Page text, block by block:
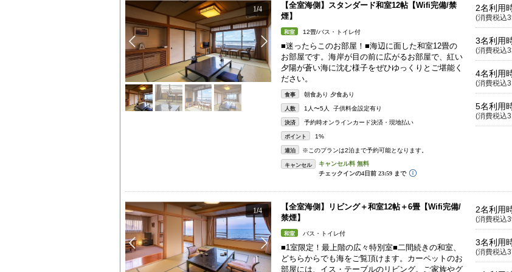
1/4
【全室海側】スタンダード和室12帖【Wifi完備/禁
煙】
和室 12畳/バス・トイレ付
■迷ったらこのお部屋！■海辺に面した和室12畳の
お部屋です。海岸が目の前に広がるお部屋で、紅い
夕陽が蒼い海に沈む様子をぜひゆっくりとご堪能く
ださい。
食事 朝食あり 夕食あり
人数 1人〜5人 子供料金設定有り
決済 予約時オンラインカード決済・現地払い
ポイント 1%
連泊 ※このプランは2泊まで予約可能となります。
キャンセル
2名利用
(消費税込
3名利用
(消費税込
4名利用
(消費税込
5名利用
(消費税込
1/4
【全室海側】リビング＋和室12帖＋6畳【Wifi完備/
禁煙】
和室 バス・トイレ付
■1室限定！最上階の広々特別室■二間続きの和室、
どちらからでも海をご覧頂けます。カーペットのお
部屋には、イス・テーブルのリビング。ご家族やグ
2名利用
(消費税込
3名利用
(消費税込